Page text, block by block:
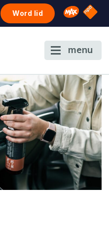
Word lid Omroep
NPO
menu